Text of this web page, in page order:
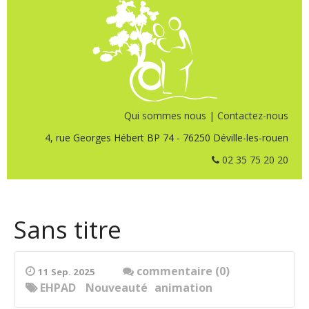
Qui sommes nous | Contactez-nous
4, rue Georges Hébert BP 74 - 76250 Déville-les-rouen
02 35 75 20 20
Sans titre
11 Sep. 2025
commentaire (0)
animation
EHPAD Nouveauté